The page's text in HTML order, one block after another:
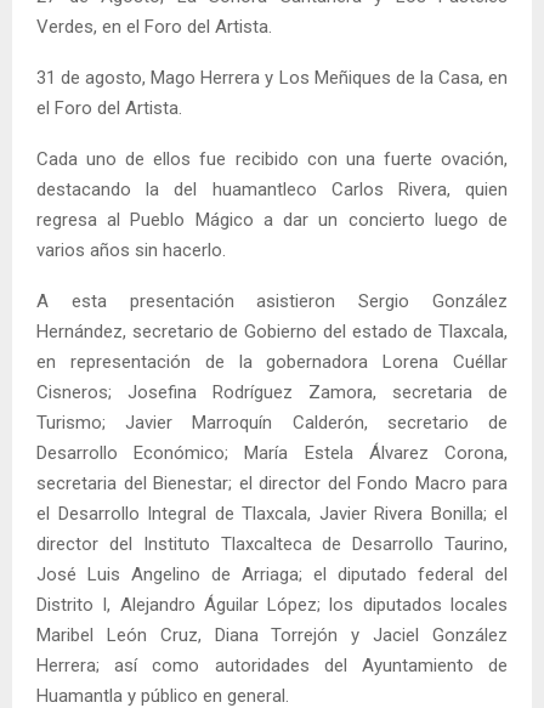
Verdes, en el Foro del Artista.
31 de agosto, Mago Herrera y Los Meñiques de la Casa, en
el Foro del Artista.
Cada uno de ellos fue recibido con una fuerte ovación,
destacando la del huamantleco Carlos Rivera, quien
regresa al Pueblo Mágico a dar un concierto luego de
varios años sin hacerlo.
A esta presentación asistieron Sergio González
Hernández, secretario de Gobierno del estado de Tlaxcala,
en representación de la gobernadora Lorena Cuéllar
Cisneros; Josefina Rodríguez Zamora, secretaria de
Turismo; Javier Marroquín Calderón, secretario de
Desarrollo Económico; María Estela Álvarez Corona,
secretaria del Bienestar; el director del Fondo Macro para
el Desarrollo Integral de Tlaxcala, Javier Rivera Bonilla; el
director del Instituto Tlaxcalteca de Desarrollo Taurino,
José Luis Angelino de Arriaga; el diputado federal del
Distrito I, Alejandro Águilar López; los diputados locales
Maribel León Cruz, Diana Torrejón y Jaciel González
Herrera; así como autoridades del Ayuntamiento de
Huamantla y público en general.